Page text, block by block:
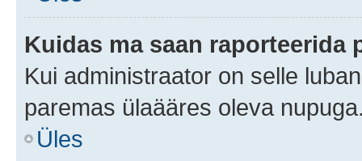
Kuidas ma saan raporteerida
Kui administraator on selle
paremas ülaääres oleva
Üles